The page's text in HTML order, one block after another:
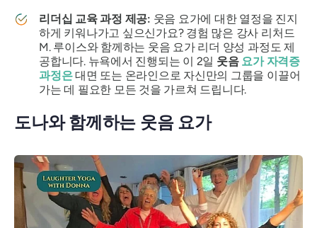
리더십 교육 과정 제공: 웃음 요가에 대한 열정을 진지
하게 키워나가고 싶으신가요? 경험 많은 강사 리처드
M. 루이스와 함께하는 웃음 요가 리더 양성 과정도 제
공합니다. 뉴욕에서 진행되는 이 2일 웃음 요가 자격증
과정은대면 또는 온라인으로 자신만의 그룹을 이끌어
가는 데 필요한 모든 것을 가르쳐 드립니다.
도나와 함께하는 웃음 요가